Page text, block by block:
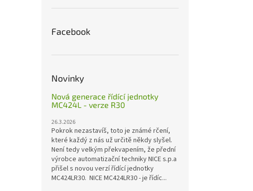
Facebook
Novinky
Nová generace řídící jednotky
MC424L - verze R30
26.3.2026
Pokrok nezastavíš, toto je známé rčení,
které každý z nás už určitě někdy slyšel.
Není tedy velkým překvapením, že přední
výrobce automatizační techniky NICE s.p.a
přišel s novou verzí řídící jednotky
MC424LR30. NICE MC424LR30 - je řídíc...